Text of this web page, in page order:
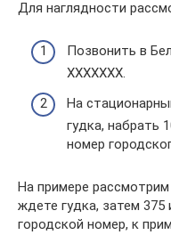
Для наглядности
Позвонить в
XXXXXXX.
На
гудка, набрать
номер
На примере
ждете гудка, затем 375
городской номер, к